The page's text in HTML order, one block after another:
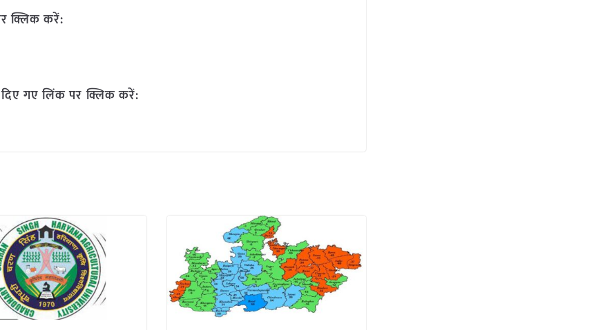
क्लिक करें:
गए लिंक पर क्लिक करें: